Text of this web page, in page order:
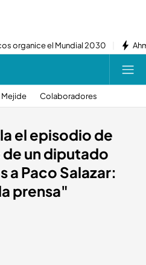
organice el Mundial 2030
Mejide Colaboradores
el episodio de
un diputado
a Paco Salazar:
prensa"